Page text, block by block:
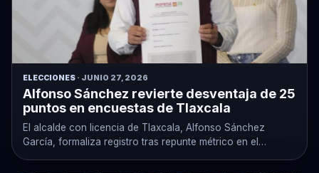
ELECCIONES · JUNIO 27, 2026
Alfonso Sánchez revierte desventaja de 25
puntos en encuestas de Tlaxcala
El alcalde con licencia de Tlaxcala, Alfonso Sánchez
García, formaliza registro tras repunte métrico en el